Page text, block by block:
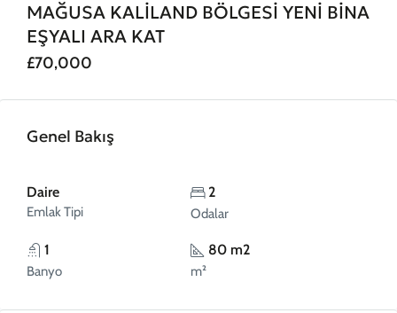
MAĞUSA KALİLAND BÖLGESİ YENİ BİNA
EŞYALI ARA KAT
£70,000
Genel Bakış
Daire
Emlak Tipi
2
Odalar
1
Banyo
80 m2
m²